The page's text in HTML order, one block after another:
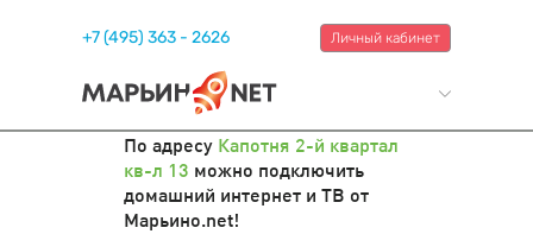
+7 (495) 363 - 2626 Личный кабинет
По адресу Капотня 2-й квартал
кв-л 13 можно подключить
домашний интернет и ТВ от
Марьино.net!